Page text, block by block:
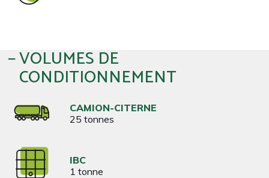
VOLUMES DE
CONDITIONNEMENT
CAMION-CITERNE
25 tonnes
IBC
1 tonne